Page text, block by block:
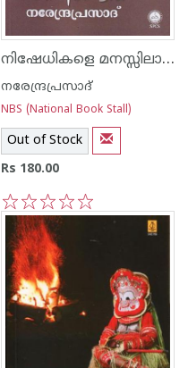
നിഷേധികളെ മനസ്സിലാക്കുക
നരേന്ദ്രപ്രസാദ്‌
NBS (National Book Stall)
Out of Stock
Rs 180.00
5
4
3
2
1